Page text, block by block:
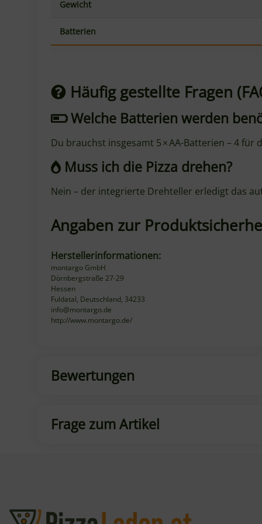
Gewicht
Batterien
Häufig gestellte Fragen
Welche Batterien werden
Du brauchst insgesamt 5 × AA-Batterien – 4
Muss ich die Pizza drehen?
Nein – der integrierte Drehteller erledigt das
Angaben zur
Herstellerinformationen:
montargo GmbH
Dörnbergstraße 27-29
Hessen
Fuldatal, Deutschland, 34233
info@montargo.de
http://www.montargo.de/
Bewertungen
Frage zum Artikel